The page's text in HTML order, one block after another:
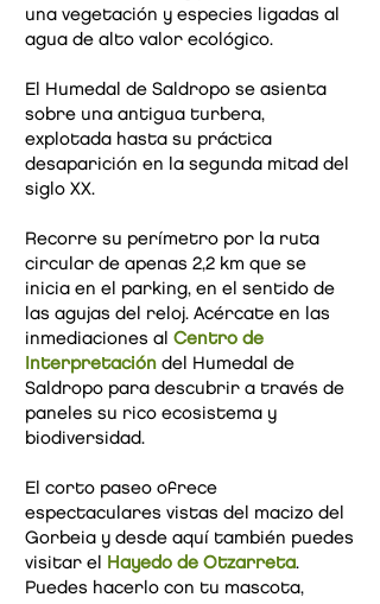
una vegetación y especies ligadas al
agua de alto valor ecológico.
El Humedal de Saldropo se asienta
sobre una antigua turbera,
explotada hasta su práctica
desaparición en la segunda mitad del
siglo XX.
Recorre su perímetro por la ruta
circular de apenas 2,2 km que se
inicia en el parking, en el sentido de
las agujas del reloj. Acércate en las
inmediaciones al Centro de
Interpretación del Humedal de
Saldropo para descubrir a través de
paneles su rico ecosistema y
biodiversidad.
El corto paseo ofrece
espectaculares vistas del macizo del
Gorbeia y desde aquí también puedes
visitar el
Hayedo de Otzarreta.
Puedes hacerlo con tu mascota,